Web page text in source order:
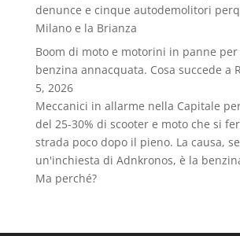
denunce e cinque autodemolitori
Milano e la Brianza
Boom di moto e motorini in panne
benzina annacquata. Cosa succede a
5, 2026
Meccanici in allarme nella Capitale
del 25-30% di scooter e moto che si
strada poco dopo il pieno. La causa,
un'inchiesta di Adnkronos, è la
Ma perché?